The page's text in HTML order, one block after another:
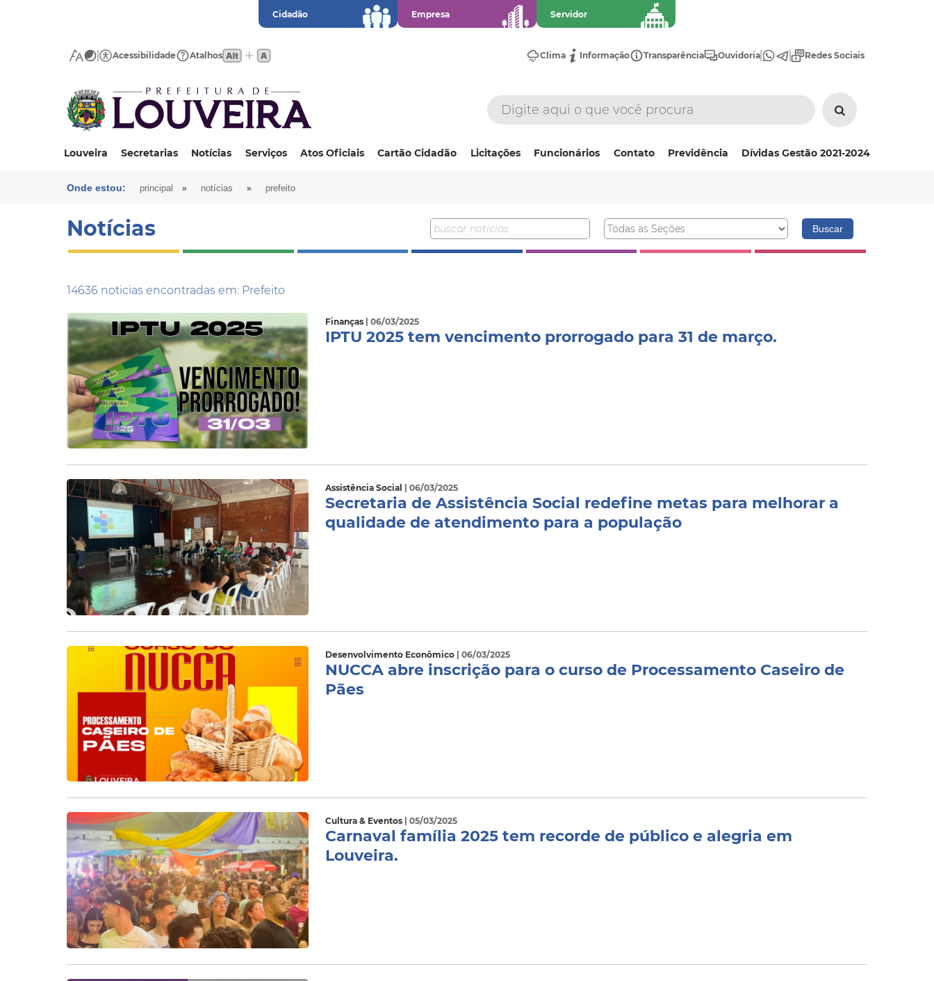
Cidadão Empresa Servidor
Acessibilidade Atalhos Clima Informação Transparência Ouvidoria Redes Sociais
Louveira Secretarias Notícias Serviços Atos Oficiais Cartão Cidadão Licitações Funcionários Contato Previdência Dívidas Gestão 2021-2024
Onde estou: principal » notícias » prefeito
Notícias
14636 noticias encontradas em: Prefeito
Finanças | 06/03/2025
IPTU 2025 tem vencimento prorrogado para 31 de março.
Assistência Social | 06/03/2025
Secretaria de Assistência Social redefine metas para melhorar a
qualidade de atendimento para a população
Desenvolvimento Econômico | 06/03/2025
NUCCA abre inscrição para o curso de Processamento Caseiro de
Pães
Cultura & Eventos | 05/03/2025
Carnaval família 2025 tem recorde de público e alegria em
Louveira.